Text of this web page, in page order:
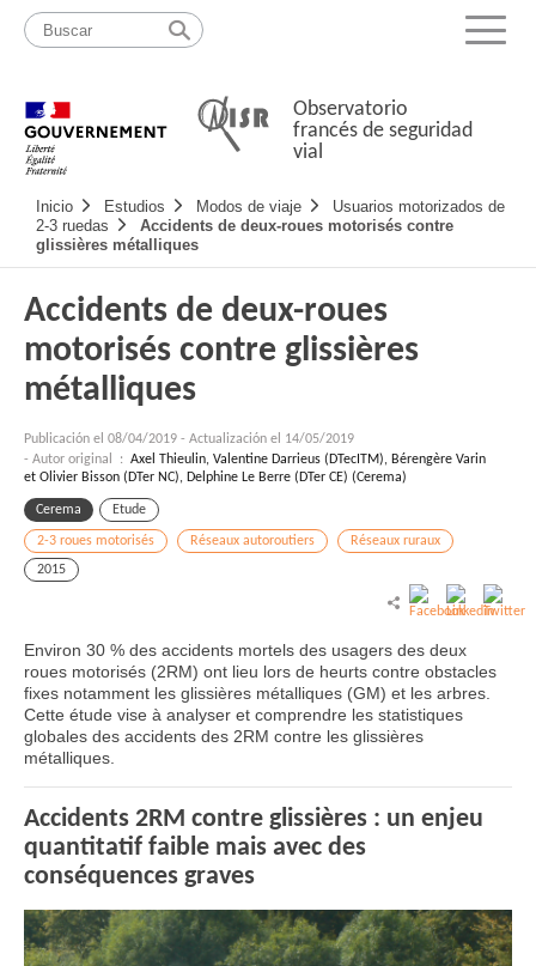
Pasar
contenido
Mapa
web
Menu
Observatorio
francés de seguridad
vial
Navigation
principale
Inicio Estudios Modos de viaje
Usuarios motorizados de
2-3 ruedas
Accidents de deux-roues motorisés contre
glissières métalliques
Accidents de deux-roues
motorisés contre glissières
métalliques
Publicación el 08/04/2019 - Actualización el 14/05/2019
- Autor original : Axel Thieulin, Valentine Darrieus (DTecITM), Bérengère Varin
et Olivier Bisson (DTer NC), Delphine Le Berre (DTer CE) (Cerema)
Cerema Etude
2-3 roues motorisés Réseaux autoroutiers
Réseaux ruraux
2015
Environ 30 % des accidents mortels des usagers des deux
roues motorisés (2RM) ont lieu lors de heurts contre obstacles
fixes notamment les glissières métalliques (GM) et les arbres.
Cette étude vise à analyser et comprendre les statistiques
globales des accidents des 2RM contre les glissières
métalliques.
Accidents 2RM contre glissières : un enjeu
quantitatif faible mais avec des
conséquences graves